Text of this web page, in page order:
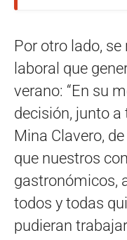
Por otro lado,
laboral que
verano: “En su
decisión, junto
Mina Clavero,
que nuestros
gastronómicos,
todos y todas
pudieran